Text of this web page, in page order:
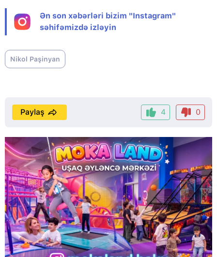
Ən son xəbərləri bizim "Instagram"
səhifəmizdə izləyin
Nikol Paşinyan
4 0
Paylaş